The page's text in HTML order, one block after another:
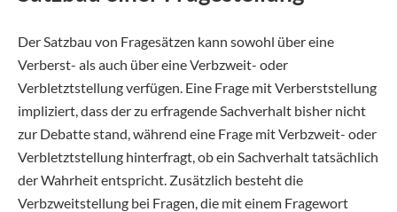
Der Satzbau von Fragesätzen kann sowohl über eine
Verberst- als auch über eine Verbzweit- oder
Verbletztstellung verfügen. Eine Frage mit Verberststellung
impliziert, dass der zu erfragende Sachverhalt bisher nicht
zur Debatte stand, während eine Frage mit Verbzweit- oder
Verbletztstellung hinterfragt, ob ein Sachverhalt tatsächlich
der Wahrheit entspricht. Zusätzlich besteht die
Verbzweitstellung bei Fragen, die mit einem Fragewort